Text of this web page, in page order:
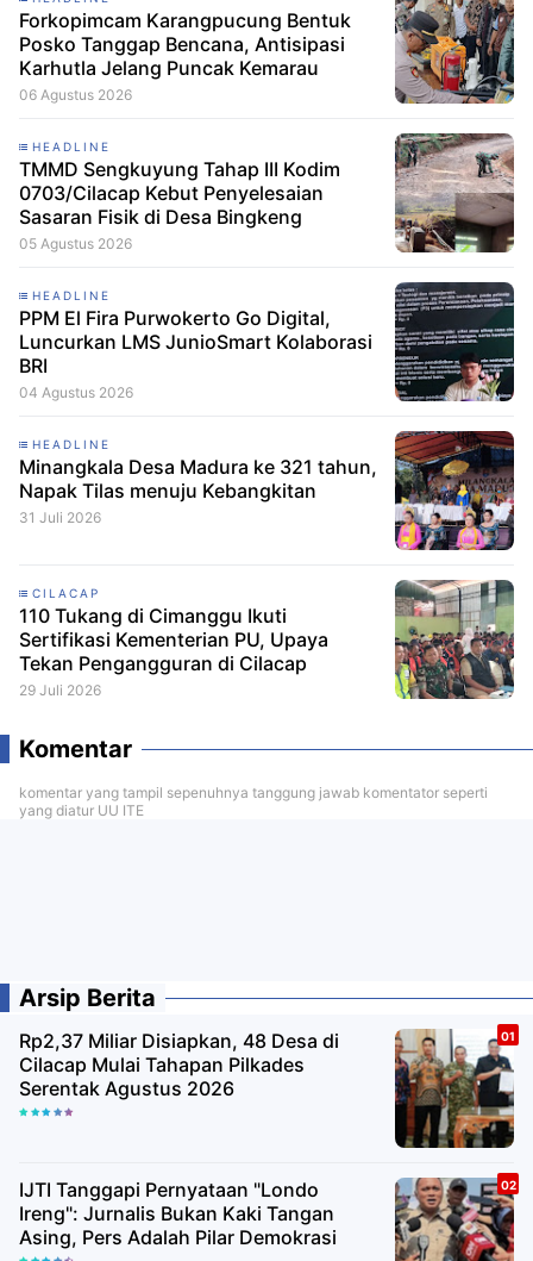
Forkopimcam Karangpucung Bentuk
Posko Tanggap Bencana, Antisipasi
Karhutla Jelang Puncak Kemarau
06 Agustus 2026
HEADLINE
TMMD Sengkuyung Tahap III Kodim
0703/Cilacap Kebut Penyelesaian
Sasaran Fisik di Desa Bingkeng
05 Agustus 2026
HEADLINE
PPM El Fira Purwokerto Go Digital,
Luncurkan LMS JunioSmart Kolaborasi
BRI
04 Agustus 2026
HEADLINE
Minangkala Desa Madura ke 321 tahun,
Napak Tilas menuju Kebangkitan
31 Juli 2026
CILACAP
110 Tukang di Cimanggu Ikuti
Sertifikasi Kementerian PU, Upaya
Tekan Pengangguran di Cilacap
29 Juli 2026
Komentar
komentar yang tampil sepenuhnya tanggung jawab komentator seperti
yang diatur UU ITE
Arsip Berita
Rp2,37 Miliar Disiapkan, 48 Desa di
Cilacap Mulai Tahapan Pilkades
Serentak Agustus 2026
IJTI Tanggapi Pernyataan "Londo
Ireng": Jurnalis Bukan Kaki Tangan
Asing, Pers Adalah Pilar Demokrasi